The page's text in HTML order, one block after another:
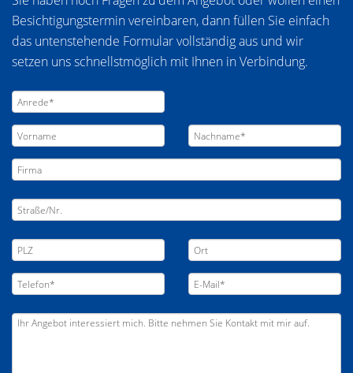
Besichtigungstermin vereinbaren, dann füllen Sie einfach
das untenstehende Formular vollständig aus und wir
setzen uns schnellstmöglich mit Ihnen in Verbindung.